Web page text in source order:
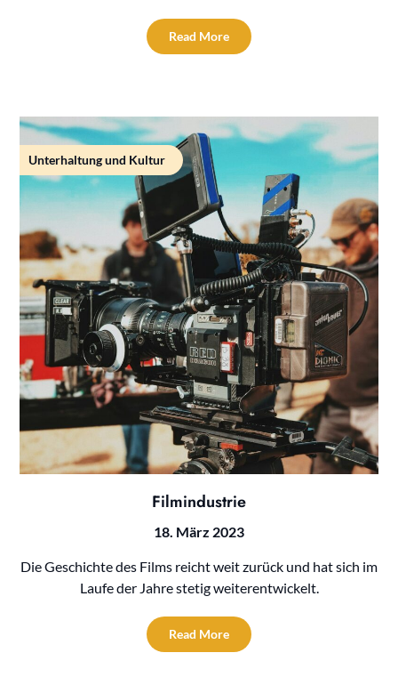
Read More
Unterhaltung und Kultur
Filmindustrie
18. März 2023
Die Geschichte des Films reicht weit zurück und hat sich im
Laufe der Jahre stetig weiterentwickelt.
Read More